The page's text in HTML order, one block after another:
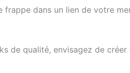
frappe dans un lien de votre
de qualité, envisagez de créer